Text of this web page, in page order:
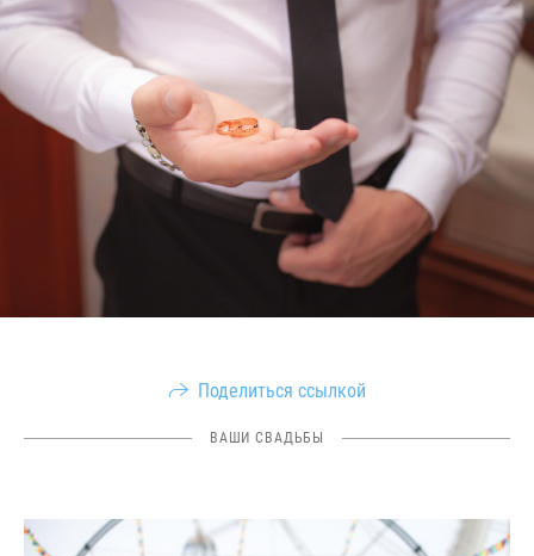
Поделиться ссылкой
ВАШИ СВАДЬБЫ